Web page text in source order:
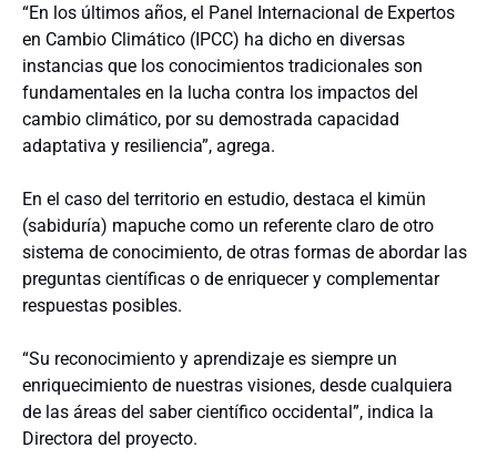
“En los últimos años, el Panel Internacional de Expertos
en Cambio Climático (IPCC) ha dicho en diversas
instancias que los conocimientos tradicionales son
fundamentales en la lucha contra los impactos del
cambio climático, por su demostrada capacidad
adaptativa y resiliencia”, agrega.
En el caso del territorio en estudio, destaca el kimün
(sabiduría) mapuche como un referente claro de otro
sistema de conocimiento, de otras formas de abordar las
preguntas científicas o de enriquecer y complementar
respuestas posibles.
“Su reconocimiento y aprendizaje es siempre un
enriquecimiento de nuestras visiones, desde cualquiera
de las áreas del saber científico occidental”, indica la
Directora del proyecto.